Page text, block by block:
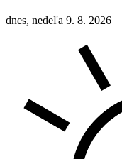
dnes, nedeľa 9. 8. 2026